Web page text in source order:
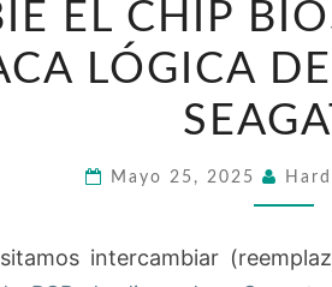
EL
CHIP
EN
DE
EL CHIP
LÓGICA
Mayo 25, 2025
intercambiar